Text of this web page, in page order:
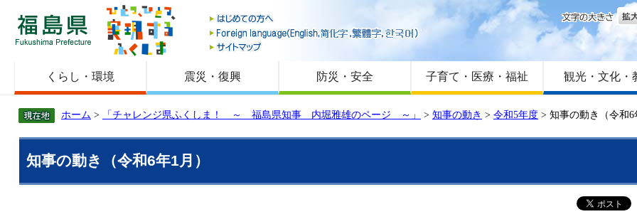
福島県
はじめての方へ
Foreign language
サイトマップ
文字
くらし・環境 震災・復興 防災・安全 子育て・医療・福祉 観光・文化・
ホーム > 「チャレンジ県ふくしま！ ～ 福島県知事 内堀雅雄のページ ～」 > 知事の動き > 令和5年度 > 知事の動き（令和6
知事の動き（令和6年1月）